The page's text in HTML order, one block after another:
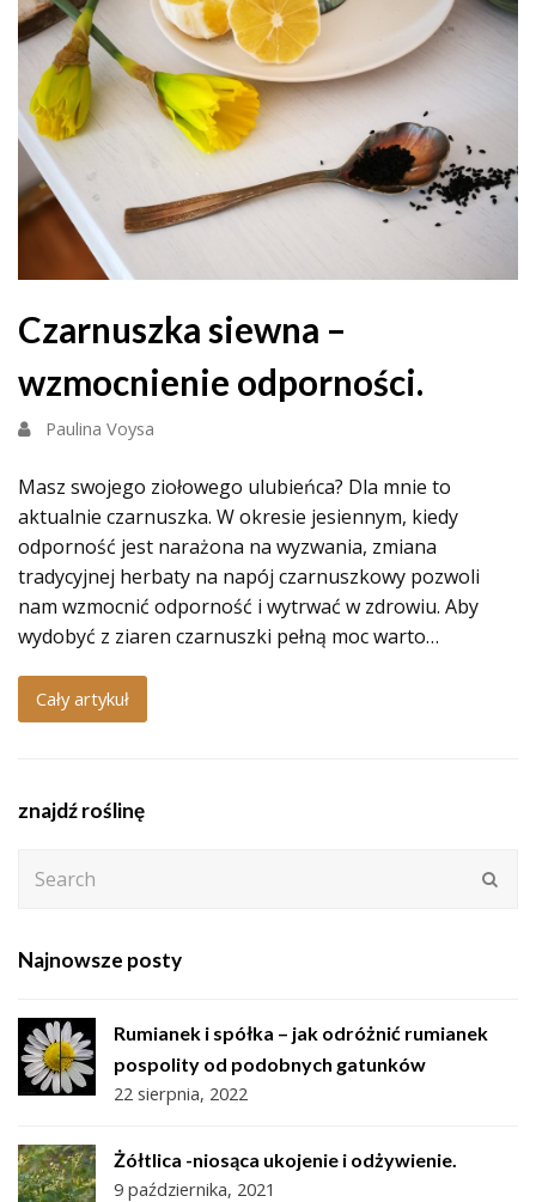
Czarnuszka siewna –
wzmocnienie odporności.
Paulina Voysa
Masz swojego ziołowego ulubieńca? Dla mnie to
aktualnie czarnuszka. W okresie jesiennym, kiedy
odporność jest narażona na wyzwania, zmiana
tradycyjnej herbaty na napój czarnuszkowy pozwoli
nam wzmocnić odporność i wytrwać w zdrowiu. Aby
wydobyć z ziaren czarnuszki pełną moc warto…
Cały artykuł
znajdź roślinę
Najnowsze posty
Rumianek i spółka – jak odróżnić rumianek
pospolity od podobnych gatunków
22 sierpnia, 2022
Żółtlica -niosąca ukojenie i odżywienie.
9 października, 2021